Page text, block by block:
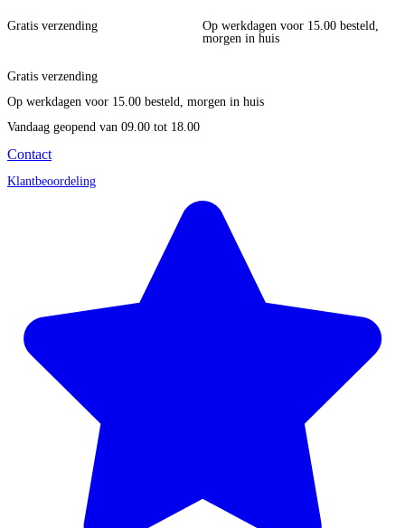
Gratis verzending
Op werkdagen voor 15.00 besteld,
morgen in huis
Gratis verzending
Op werkdagen voor 15.00 besteld, morgen in huis
Vandaag geopend van 09.00 tot 18.00
Contact
Klantbeoordeling